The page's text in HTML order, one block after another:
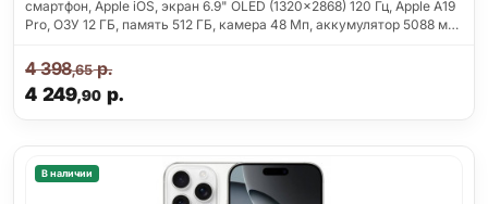
смартфон, Apple iOS, экран 6.9" OLED (1320x2868) 120 Гц, Apple A19
Pro, ОЗУ 12 ГБ, память 512 ГБ, камера 48 Мп, аккумулятор 5088 м…
4 249,90 р.
4 398,65р.
В наличии